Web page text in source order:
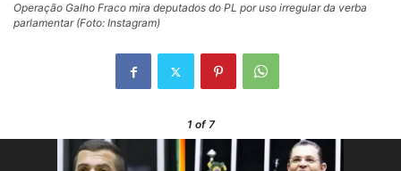
Operação Galho Fraco mira deputados do PL por uso irregular da verba
parlamentar (Foto: Instagram)
1of 7